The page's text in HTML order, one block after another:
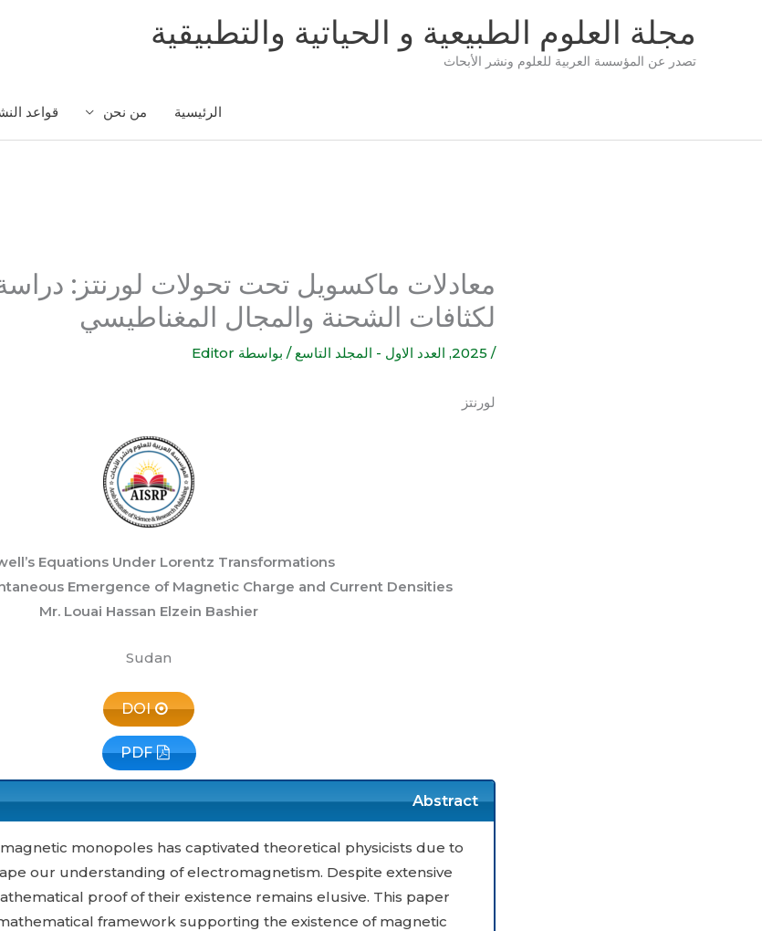
مجلة العلوم الطبيعية و الحياتية والتطبيقية
تصدر عن المؤسسة العربية للعلوم ونشر الأبحاث
الرئيسية من نحن قواعد
معادلات ماكسويل تحت تحولات لورنتز: دراسة
لكثافات الشحنة والمجال المغناطيسي
/
2025
, العدد الاول - المجلد التاسع / بواسطة Editor
لورنتز
Equations Under Lorentz Transformations:
Emergence of Magnetic Charge and Current Densities
Mr. Louai Hassan Elzein Bashier
Sudan
DOI
PDF
Abstract
monopoles has captivated theoretical physicists due to
our understanding of electromagnetism. Despite extensive
proof of their existence remains elusive. This paper
framework supporting the existence of magnetic